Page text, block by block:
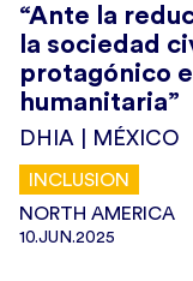
“Ante la
la sociedad
protagónico
humanitaria”
DHIA | MÉXICO
INCLUSION
NORTH AMERICA
10.JUN.2025